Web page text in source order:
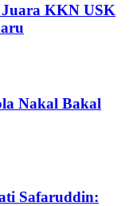
KKN USK
Nakal Bakal
Safaruddin: